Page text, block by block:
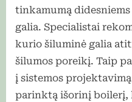
tinkamumą
galia. Specialistai
kurio šiluminė galia
šilumos poreikį. Taip
į sistemos
parinktą išorinį